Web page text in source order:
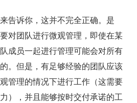
告诉你，这并不完全正确。是
对团队进行微观管理，即使在某
成员一起进行管理可能会对所有
。但是，有足够经验的团队应该
管理的情况下进行工作（这需要
），并且能够按时交付承诺的工